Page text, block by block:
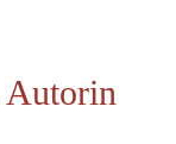
Autorin